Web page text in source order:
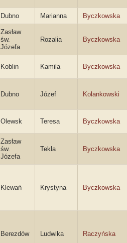
Dubno Marianna Byczkowska
Zasław
św.
Józefa
Rozalia Byczkowska
Koblin Kamila Byczkowska
Dubno Józef Kolankowski
Olewsk Teresa Byczkowska
Zasław
św.
Józefa
Tekla Byczkowska
Klewań Krystyna Byczkowska
Berezdów Ludwika Raczyńska